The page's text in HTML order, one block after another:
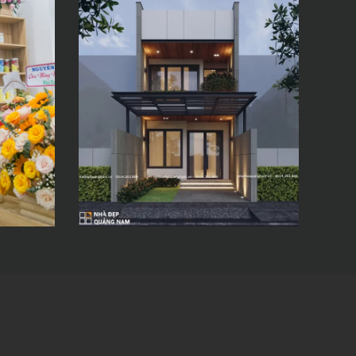
HT HOUSE –
KHÔNG GIAN
SỐNG TRỌN VẸN